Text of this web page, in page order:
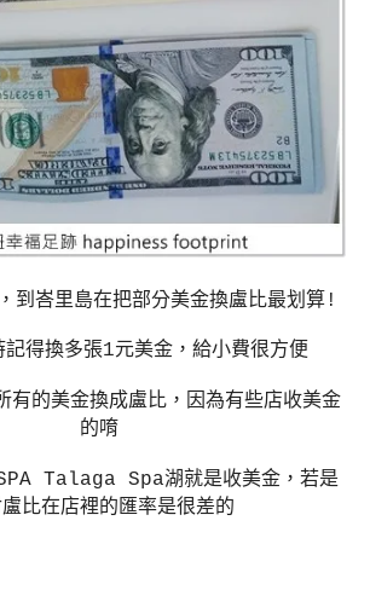
到峇里島在把部分美金換盧比最划算 !
記得換多張1元美金，給小費很方便
有的美金換成盧比，因為有些店收美金
的唷
Talaga Spa湖就是收美金，若是
比在店裡的匯率是很差的